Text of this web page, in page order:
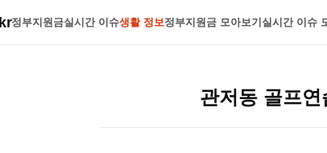
kr정부지원금실시간 이슈생활 정보정부지원금 모아보기 실시간 이슈
관저동 골프